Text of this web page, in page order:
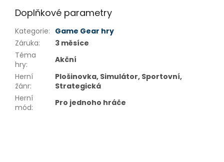
Doplňkové parametry
Kategorie: Game Gear hry
Záruka:
3 měsíce
Téma
hry:
Akční
Herní
žánr:
Plošinovka, Simulátor, Sportovní,
Strategická
Herní
mód: Pro jednoho hráče